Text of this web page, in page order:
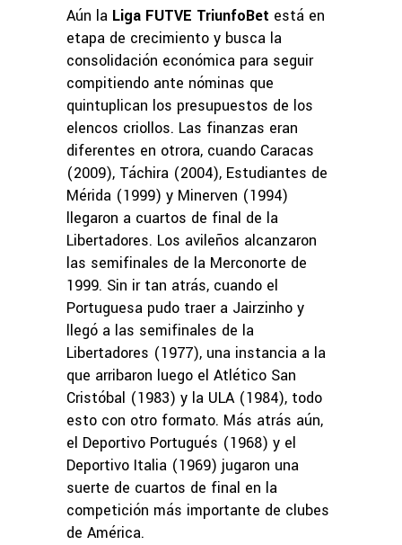
Aún la Liga FUTVE TriunfoBet está en
etapa de crecimiento y busca la
consolidación económica para seguir
compitiendo ante nóminas que
quintuplican los presupuestos de los
elencos criollos. Las finanzas eran
diferentes en otrora, cuando Caracas
(2009), Táchira (2004), Estudiantes de
Mérida (1999) y Minerven (1994)
llegaron a cuartos de final de la
Libertadores. Los avileños alcanzaron
las semifinales de la Merconorte de
1999. Sin ir tan atrás, cuando el
Portuguesa pudo traer a Jairzinho y
llegó a las semifinales de la
Libertadores (1977), una instancia a la
que arribaron luego el Atlético San
Cristóbal (1983) y la ULA (1984), todo
esto con otro formato. Más atrás aún,
el Deportivo Portugués (1968) y el
Deportivo Italia (1969) jugaron una
suerte de cuartos de final en la
competición más importante de clubes
de América.